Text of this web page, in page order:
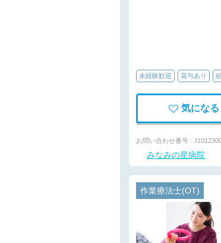
未経験歓迎 賞与あり
気になる
お問い合わせ番号 :
みなみの星病院
作業療法士(OT)